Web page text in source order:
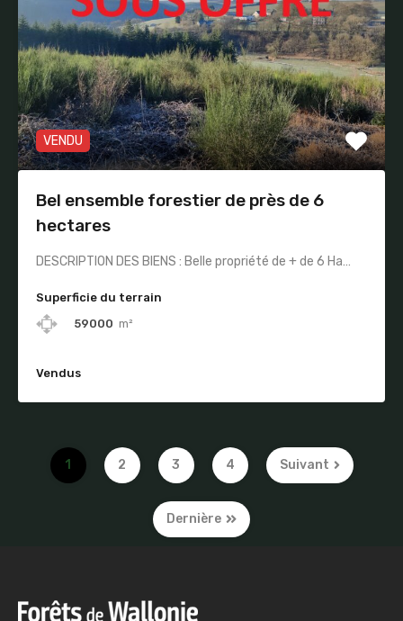
VENDU
Bel ensemble forestier de près de 6
hectares
DESCRIPTION DES BIENS : Belle propriété de + de 6 Ha…
Superficie du terrain
59000 m²
Vendus
1 2 3 4 Suivant
Dernière